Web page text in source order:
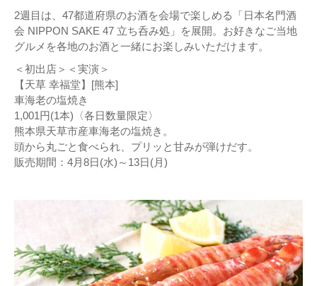
2週目は、47都道府県のお酒を会場で楽しめる「日本名門酒
会 NIPPON SAKE 47 立ち呑み処」を展開。お好きなご当地
グルメを各地のお酒と一緒にお楽しみいただけます。
＜初出店＞＜実演＞
【天草 幸福堂】[熊本]
車海老の塩焼き
1,001円(1本)〈各日数量限定〉
熊本県天草市産車海老の塩焼き。
頭から丸ごと食べられ、プリッと甘みが弾けだす。
販売期間：4月8日(水)～13日(月)